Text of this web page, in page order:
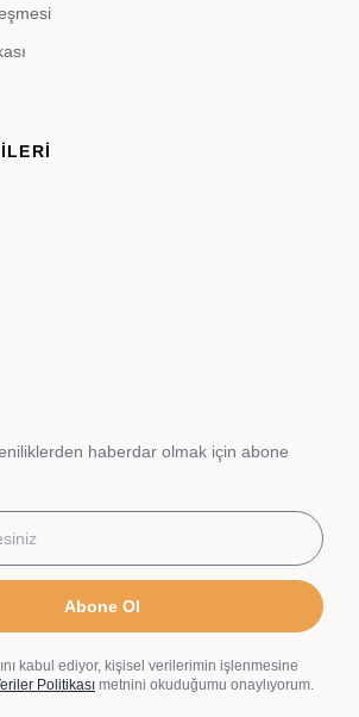
haberdar olmak için abone
Abone Ol
kabul ediyor, kişisel verilerimin işlenmesine
Politikası metnini okuduğumu onaylıyorum.